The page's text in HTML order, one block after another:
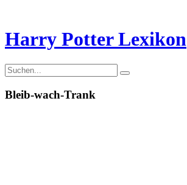
Harry Potter Lexikon
Bleib-wach-Trank